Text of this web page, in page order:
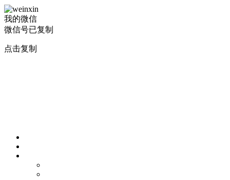
我的微信
微信号已复制
点击复制